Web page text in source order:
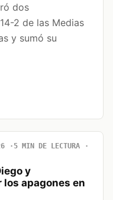
dos
2 de las Medias
y sumó su
5 MIN DE LECTURA
y
apagones en